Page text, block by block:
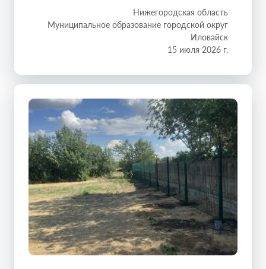
Нижегородская область
Муниципальное образование городской округ
Иловайск
15 июля 2026 г.